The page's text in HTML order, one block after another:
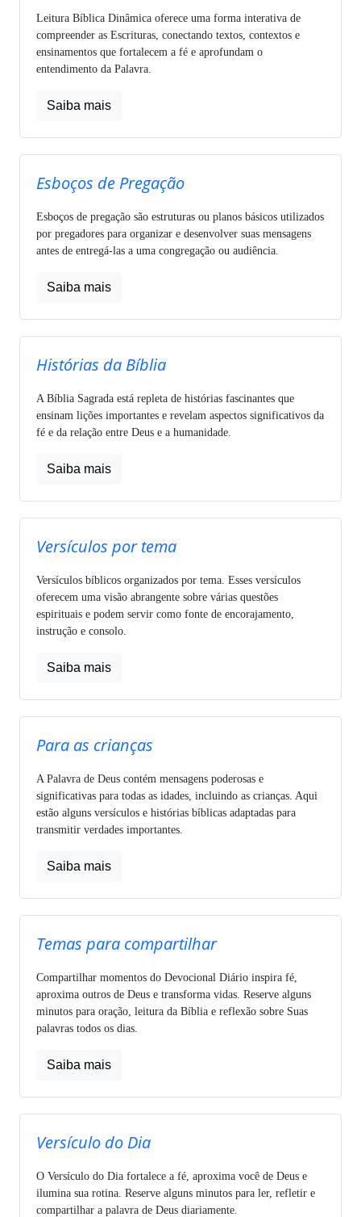
Leitura Bíblica Dinâmica oferece uma forma interativa de
compreender as Escrituras, conectando textos, contextos e
ensinamentos que fortalecem a fé e aprofundam o
entendimento da Palavra.
Saiba mais
Esboços de Pregação
Esboços de pregação são estruturas ou planos básicos utilizados
por pregadores para organizar e desenvolver suas mensagens
antes de entregá-las a uma congregação ou audiência.
Saiba mais
Histórias da Bíblia
A Bíblia Sagrada está repleta de histórias fascinantes que
ensinam lições importantes e revelam aspectos significativos da
fé e da relação entre Deus e a humanidade.
Saiba mais
Versículos por tema
Versículos bíblicos organizados por tema. Esses versículos
oferecem uma visão abrangente sobre várias questões
espirituais e podem servir como fonte de encorajamento,
instrução e consolo.
Saiba mais
Para as crianças
A Palavra de Deus contém mensagens poderosas e
significativas para todas as idades, incluindo as crianças. Aqui
estão alguns versículos e histórias bíblicas adaptadas para
transmitir verdades importantes.
Saiba mais
Temas para compartilhar
Compartilhar momentos do Devocional Diário inspira fé,
aproxima outros de Deus e transforma vidas. Reserve alguns
minutos para oração, leitura da Bíblia e reflexão sobre Suas
palavras todos os dias.
Saiba mais
Versículo do Dia
O Versículo do Dia fortalece a fé, aproxima você de Deus e
ilumina sua rotina. Reserve alguns minutos para ler, refletir e
compartilhar a palavra de Deus diariamente.